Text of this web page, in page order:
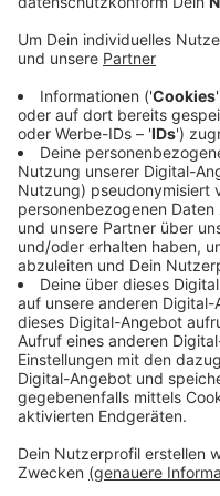
A 31
Anzeige
Pünktlich vor den
Westfalen unter
Norden bei Bottrop in
Verkehrsführung
Weiter geht’s dann
lange das Wetter
Westfalen saniert auf
Dorsten und Bottrop